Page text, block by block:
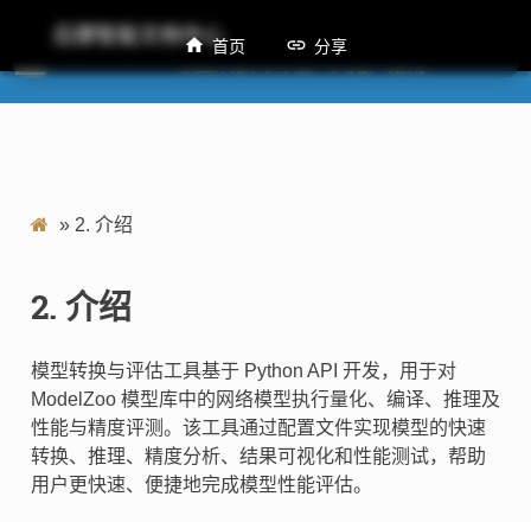
后摩智能文档中心
M50 模型转换与评估工具用户指南
» 2. 介绍
2. 介绍
模型转换与评估工具基于 Python API 开发，用于对
ModelZoo 模型库中的网络模型执行量化、编译、推理及
性能与精度评测。该工具通过配置文件实现模型的快速
转换、推理、精度分析、结果可视化和性能测试，帮助
用户更快速、便捷地完成模型性能评估。
首页 分享